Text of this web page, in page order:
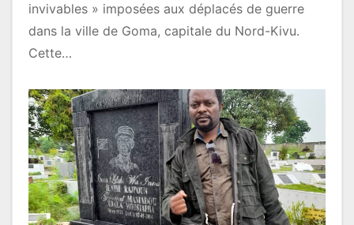
invivables » imposées aux déplacés de guerre
dans la ville de Goma, capitale du Nord-Kivu.
Cette…